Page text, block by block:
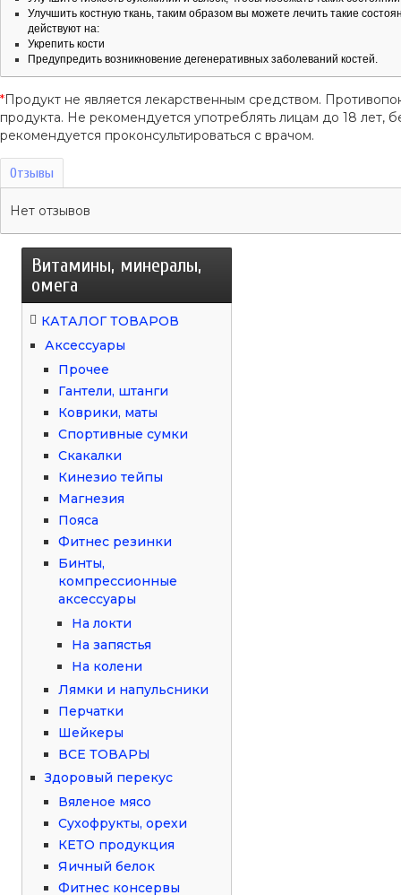
Улучшить костную ткань, таким образом вы можете лечить такие
действуют на:
Укрепить кости
Предупредить возникновение дегенеративных заболеваний костей.
*Продукт не является лекарственным средством.
продукта. Не рекомендуется употреблять лицам до 18
рекомендуется проконсультироваться с врачом.
Отзывы
Нет отзывов
Витамины, минералы,
омега
КАТАЛОГ ТОВАРОВ
Аксессуары
Прочее
Гантели, штанги
Коврики, маты
Спортивные сумки
Скакалки
Кинезио тейпы
Магнезия
Пояса
Фитнес резинки
Бинты,
компрессионные
аксессуары
На локти
На запястья
На колени
Лямки и напульсники
Перчатки
Шейкеры
ВСЕ ТОВАРЫ
Здоровый перекус
Вяленое мясо
Сухофрукты, орехи
КЕТО продукция
Яичный белок
Фитнес консервы